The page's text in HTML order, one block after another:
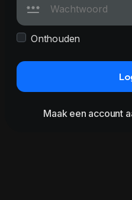
Onthouden
Maak een account